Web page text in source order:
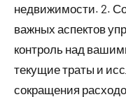
недвижимости. 2.
важных аспектов
контроль над
текущие траты и
сокращения